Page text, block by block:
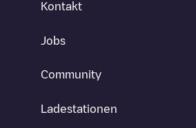
Kontakt
Jobs
Community
Ladestationen